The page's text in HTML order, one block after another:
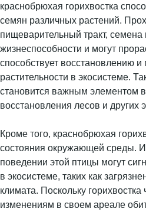
краснобрюхая горихвостка
семян различных растений.
пищеварительный тракт, семена
жизнеспособности и могут
способствует восстановлению
растительности в экосистеме.
становится важным элементом
восстановления лесов и других
Кроме того, краснобрюхая
состояния окружающей среды.
поведении этой птицы могут
в экосистеме, таких как
климата. Поскольку горихвостка
изменениям в своем ареале